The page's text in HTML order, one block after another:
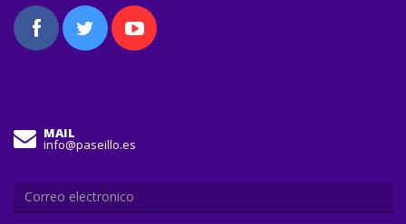
MAIL
info@paseillo.es